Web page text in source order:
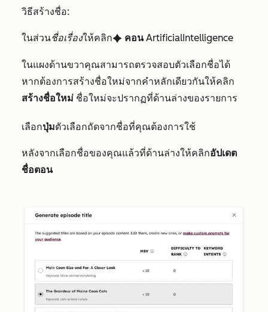
วิธีสร้างชื่อ:
ในส่วนชื่อเรื่องให้คลิกartificialIntelligence คอนArtificialIntelligence
ในแผงด้านขวาคุณสามารถตรวจสอบตัวเลือกชื่อได้
หากต้องการสร้างชื่อใหม่จากคำหลักเดียวกันให้คลิก
สร้างชื่อใหม่ ชื่อใหม่จะปรากฏที่ด้านล่างของรายการ
เลือกปุ่มตัวเลือกถัดจากชื่อที่คุณต้องการใช้
หลังจากเลือกชื่อของคุณแล้วที่ด้านล่างให้คลิกอัปเดต
ชื่อตอน